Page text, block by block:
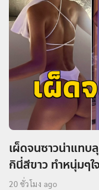
เผ็ดจนซาวน่าแทบ
กินี่สีขาว ทำหนุ่มๆใ
20 ชั่วโมง ago